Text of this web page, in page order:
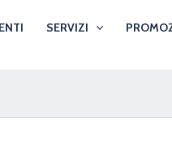
SERVIZI